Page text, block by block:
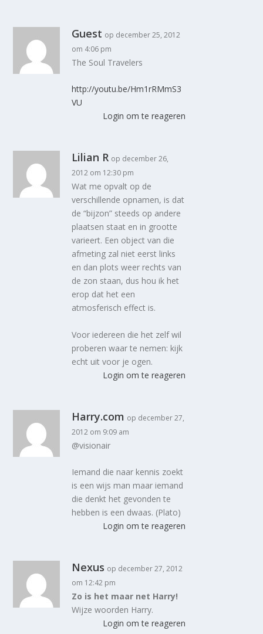
Guest op december 25, 2012
om 4:06 pm
The Soul Travelers
http://youtu.be/Hm1rRMmS3
VU
Login om te reageren
Lilian R op december 26,
2012 om 12:30 pm
Wat me opvalt op de
verschillende opnamen, is dat
de “bijzon” steeds op andere
plaatsen staat en in grootte
varieert. Een object van die
afmeting zal niet eerst links
en dan plots weer rechts van
de zon staan, dus hou ik het
erop dat het een
atmosferisch effect is.
Voor iedereen die het zelf wil
proberen waar te nemen: kijk
echt uit voor je ogen.
Login om te reageren
Harry.com op december 27,
2012 om 9:09 am
@visionair
Iemand die naar kennis zoekt
is een wijs man maar iemand
die denkt het gevonden te
hebben is een dwaas. (Plato)
Login om te reageren
Nexus op december 27, 2012
om 12:42 pm
Zo is het maar net Harry!
Wijze woorden Harry.
Login om te reageren